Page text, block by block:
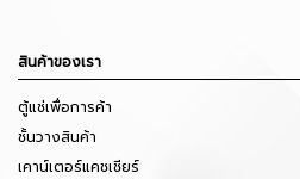
สินค้าของเรา
ตู้แช่เพื่อการค้า
ชั้นวางสินค้า
เคาน์เตอร์แคชเชียร์